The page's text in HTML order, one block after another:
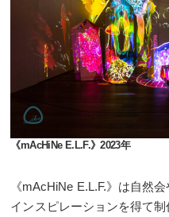
《mAcHiNe E.L.F.》2023年
《mAcHiNe E.L.F.》は自然
インスピレーションを得て